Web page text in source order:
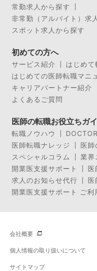
常勤求人から探す
非常勤（アルバイト）求
スポット求人から探す
初めての方へ
サービス紹介
はじめ
はじめての医師転職マニ
キャリアパートナー紹介
よくあるご質問
医師の転職お役立ちガ
転職ノウハウ
医師転職ナレッジ
医師
スペシャルコラム
業界
開業医支援サポート
医
求人のお知らせ代行
医
開業医支援サポート ご利
会社概要
個人情報の取り扱いについて
サイトマップ